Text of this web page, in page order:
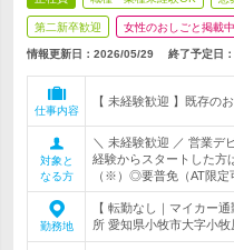
第二新卒歓迎 女性のおしごと掲載中
情報更新日：2026/05/29 終了予定日：
仕事内容
【 未経験歓迎 】既存の
対象と
なる方
＼ 未経験歓迎 ／ 営業デ
経験からスタートした
（※）◎要普免（AT限定
勤務地
【 転勤なし｜マイカー
所 愛知県小牧市大字小牧